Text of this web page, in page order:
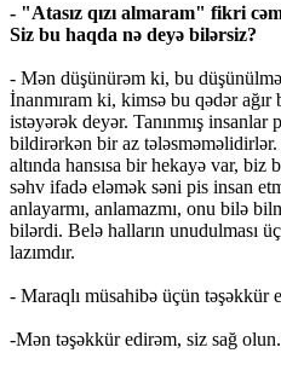
- "Atasız qızı almaram" fikri
Siz bu haqda nə deyə bilərsiz?
- Mən düşünürəm ki, bu
İnanmıram ki, kimsə bu qədər
istəyərək deyər. Tanınmış
bildirərkən bir az
altında hansısa bir hekayə var,
səhv ifadə eləmək səni pis insan
anlayarmı, anlamazmı, onu bilə
bilərdi. Belə halların unudulması
lazımdır.
- Maraqlı müsahibə üçün təşəkkür
-Mən təşəkkür edirəm, siz sağ olun.